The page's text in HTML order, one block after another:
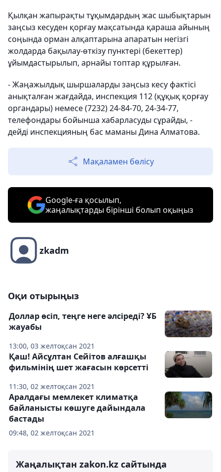
Қылқан жапырақты тұқымдардың жас шыбықтарын
заңсыз кесуден қорғау мақсатында қараша айының
соңында орман алқаптарына апаратын негізгі
жолдарда бақылау-өткізу пунктері (бекеттер)
ұйымдастырылып, арнайы топтар құрылған.
- Жаңажылдық шыршаларды заңсыз кесу фактісі
анықталған жағдайда, инспекция 112 (құқық қорғау
органдары) немесе (7232) 24-84-70, 24-34-77,
телефондары бойынша хабарласуды сұрайды, -
дейді инспекцияның бас маманы Дина Алматова.
Мақаламен бөлісу
Google-ға қосылып,
жаңалықтарды бірінші болып оқыңыз
zkadm
Оқи отырыңыз
13:00, 03 желтоқсан 2021
Доллар өсіп, теңге неге әлсіреді? ҰБ
жауабы
11:30, 02 желтоқсан 2021
Қаш! Айсұлтан Сейітов алғашқы
фильмінің шет жағасын көрсетті
09:48, 02 желтоқсан 2021
Аралдағы мемлекет климатқа
байланысты көшуге дайындала
бастады
Жаңалықтан zakon.kz сайтында